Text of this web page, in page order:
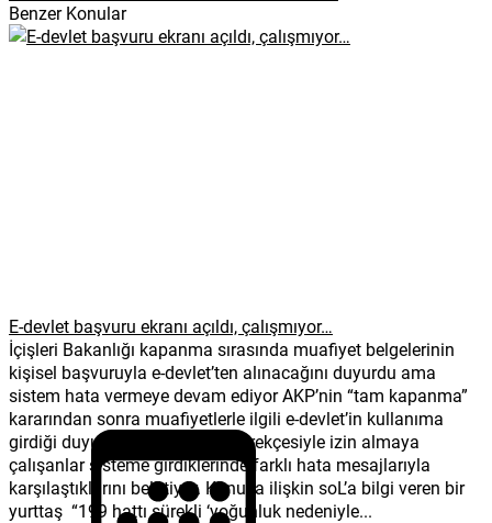
Benzer Konular
E-devlet başvuru ekranı açıldı, çalışmıyor…
İçişleri Bakanlığı kapanma sırasında muafiyet belgelerinin
kişisel başvuruyla e-devlet’ten alınacağını duyurdu ama
sistem hata vermeye devam ediyor AKP’nin “tam kapanma”
kararından sonra muafiyetlerle ilgili e-devlet’in kullanıma
girdiği duyurulmuştu. Sağlık gerekçesiyle izin almaya
çalışanlar sisteme girdiklerinde farklı hata mesajlarıyla
karşılaştıklarını belirtiyor. Konuya ilişkin soL’a bilgi veren bir
yurttaş “199 hattı sürekli ‘yoğunluk nedeniyle...